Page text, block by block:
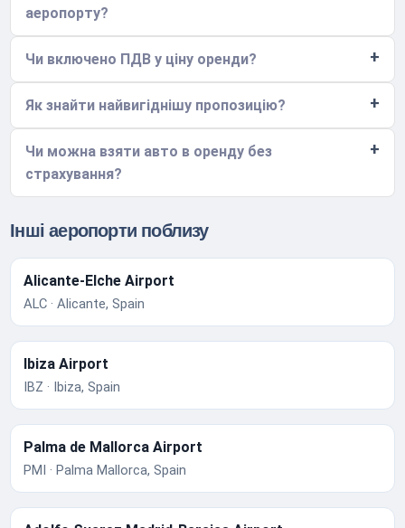
аеропорту?
Чи включено ПДВ у ціну оренди?
Як знайти найвигіднішу пропозицію?
Чи можна взяти авто в оренду без
страхування?
Інші аеропорти поблизу
Alicante-Elche Airport
ALC · Alicante, Spain
Ibiza Airport
IBZ · Ibiza, Spain
Palma de Mallorca Airport
PMI · Palma Mallorca, Spain